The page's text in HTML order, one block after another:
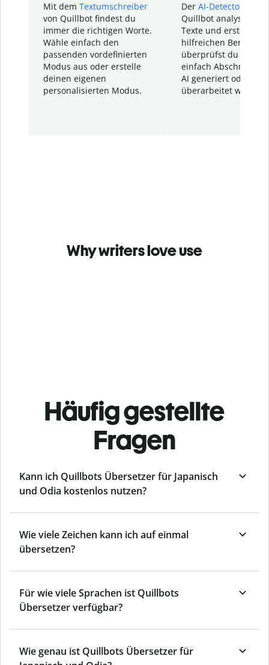
Mit dem Textumschreiber
von Quillbot findest du
immer die richtigen Worte.
Wähle einfach den
passenden vordefinierten
Modus aus oder erstelle
deinen eigenen
personalisierten Modus.
Der AI-Detector
Quillbot analysiert
Texte und erstellt
hilfreichen Bericht.
überprüfst du
einfach Abschnitte,
AI generiert oder
überarbeitet wurden.
Why writers love use
Häufig gestellte
Fragen
Kann ich Quillbots Übersetzer für Japanisch
und Odia kostenlos nutzen?
Wie viele Zeichen kann ich auf einmal
übersetzen?
Für wie viele Sprachen ist Quillbots
Übersetzer verfügbar?
Wie genau ist Quillbots Übersetzer für